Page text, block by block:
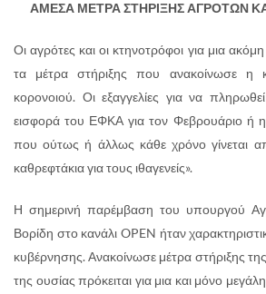
ΑΜΕΣΑ ΜΕΤΡΑ ΣΤΗΡΙΞΗΣ ΑΓΡΟΤΩΝ
Οι αγρότες και οι κτηνοτρόφοι για μια
τα μέτρα στήριξης που ανακοίνωσε η
κορονοιού. Οι εξαγγελίες για να
εισφορά του ΕΦΚΑ για τον Φεβρουάριο
που ούτως ή άλλως κάθε χρόνο γίνεται
καθρεφτάκια για τους ιθαγενείς».
Η σημερινή παρέμβαση του υπουργού
Βορίδη στο κανάλι OPEN ήταν
κυβέρνησης. Ανακοίνωσε μέτρα στήριξης της
της ουσίας πρόκειται για μια και μόνο